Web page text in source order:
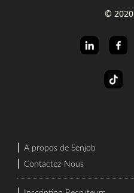
© 2020
A propos de Senjob
Contactez-Nous